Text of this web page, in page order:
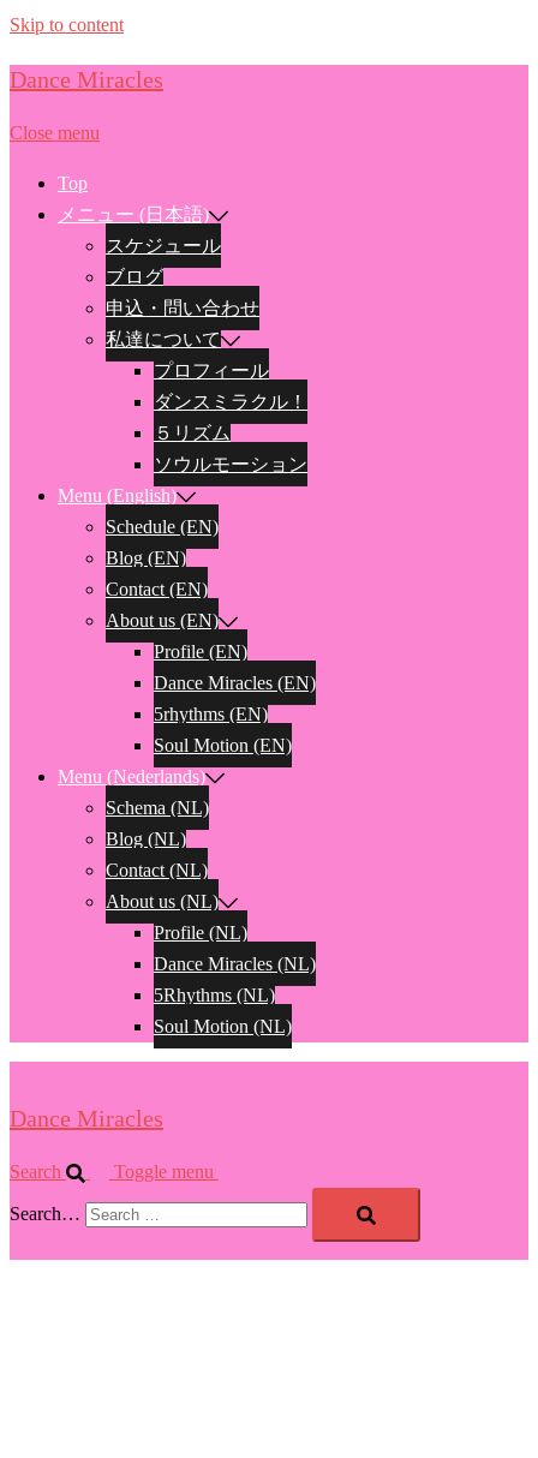
Skip to content
Dance Miracles
Close menu
Top
メニュー (日本語)
スケジュール
ブログ
申込・問い合わせ
私達について
プロフィール
ダンスミラクル！
５リズム
ソウルモーション
Menu (English)
Schedule (EN)
Blog (EN)
Contact (EN)
About us (EN)
Profile (EN)
Dance Miracles (EN)
5rhythms (EN)
Soul Motion (EN)
Menu (Nederlands)
Schema (NL)
Blog (NL)
Contact (NL)
About us (NL)
Profile (NL)
Dance Miracles (NL)
5Rhythms (NL)
Soul Motion (NL)
Dance Miracles
Search Toggle menu
Search…